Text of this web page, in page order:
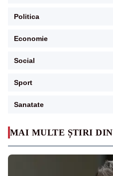
MAI MULTE ȘTIRI DIN
Politica
Economie
Social
Sport
Sanatate